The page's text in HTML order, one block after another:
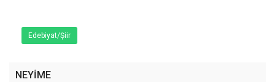
Edebiyat/Şiir
NEYİME